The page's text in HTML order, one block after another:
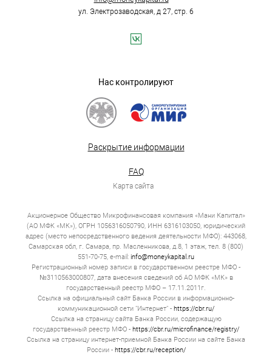
ул. Электрозаводская, д 27, стр. 6
Нас контролируют
Раскрытие информации
FAQ
Карта сайта
Акционерное Общество Микрофинансовая компания «Мани Капитал»
(АО МФК «МК»), ОГРН 1056316050790, ИНН 6316103050, юридический
адрес (место непосредственного ведения деятельности МФО): 443068,
Самарская обл, г. Самара, пр. Масленникова, д.8, 1 этаж, тел. 8 (800)
551-70-75, e-mail: info@moneykapital.ru
Регистрационный номер записи в государственном реестре МФО -
№3110563000807, дата внесения сведений об АО МФК «МК» в
государственный реестр МФО – 17.11.2011г.
Ссылка на официальный сайт Банка России в информационно-
коммуникационной сети "Интернет" - https://cbr.ru/
Ссылка на страницу сайта Банка России, содержащую
государственный реестр МФО - https://cbr.ru/microfinance/registry/
Ссылка на страницу интернет-приемной Банка России на сайте Банка
России - https://cbr.ru/reception/